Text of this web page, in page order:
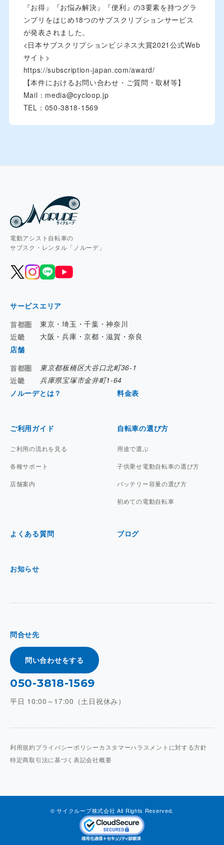
『お得』『お悩み解決』『便利』の3要素を持つグラ
ンプリをはじめ18つのサブスクリプションサービス
が発表されました。
<日本サブスクリプションビジネス大賞2021公式Web
サイト>
https://subscription-japan.com/award/
【本件におけるお問い合わせ・ご質問・取材等】
Mail：media@cycloop.jp
TEL：050-3818-1569
電動アシスト自転車の
サブスク・レンタル「ノルーデ」
サービスエリア
首都圏
東京・埼玉・千葉・神奈川
近畿
大阪・兵庫・京都・滋賀・奈良
店舗
首都圏
東京都板橋区大谷口北町36-1
近畿
兵庫県宝塚市金井町1-64
ノルーデとは？
料金表
ご利用ガイド
ご利用の流れを見る
各種サポート
店舗案内
自転車の選び方
用途で選ぶ
子供乗せ電動自転車の選び方
バッテリー容量の選び方
初めての電動自転車
よくある質問 ブログ
お知らせ
問合せ先
問い合わせをする
050-3818-1569
平日 10:00～17:00（土日祝休み）
利用規約プライバシーポリシーカスタマーハラスメントに対する方針
特定商取引法に基づく表記会社概要
© サイクループ株式会社 All Rights Reserved.